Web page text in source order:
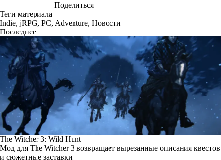
Поделиться
Теги материала
Indie, jRPG, PC, Adventure, Новости
Последнее
The Witcher 3: Wild Hunt
Мод для The Witcher 3 возвращает вырезанные описания квестов
и сюжетные заставки